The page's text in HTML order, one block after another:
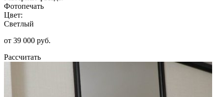
Фотопечать
Цвет:
Светлый
от 39 000 руб.
Рассчитать